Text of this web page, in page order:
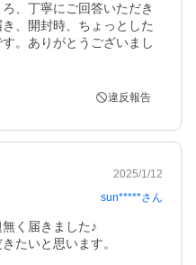
、丁寧にご回答いただき
、開封時、ちょっとした
。ありがとうございまし
違反報告
2025/1/12
sun*****さん
く届きました♪
たいと思います。